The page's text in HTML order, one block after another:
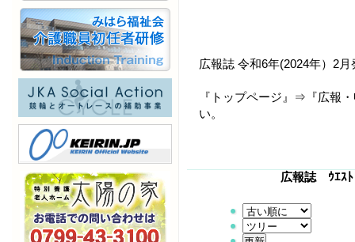
広報誌 令和6年(2024年）2
『トップページ』⇒『広報
い。
広報誌 ｳｴｽﾄ